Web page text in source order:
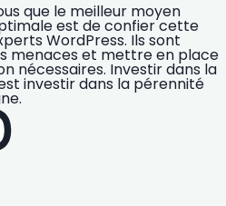
que le meilleur moyen
est de confier cette
WordPress. Ils sont
menaces et mettre en place
nécessaires. Investir dans la
investir dans la pérennité